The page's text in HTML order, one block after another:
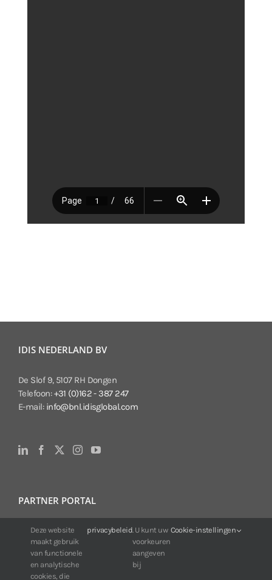
IDIS NEDERLAND BV
De Slof 9, 5107 RH Dongen
Telefoon:+31 (0)162 - 387 247
E-mail: info@bnl.idisglobal.com
PARTNER PORTAL
Voor klanten van IDIS:
24/7 beschikbaarheid, altijd en overal.
Web:https://portal.idisglobal.solutions
Deze website
maakt gebruik
van functionele
en analytische
cookies, die
privacybeleid. U kunt uw
voorkeuren
aangeven
bij
Cookie-instellingen